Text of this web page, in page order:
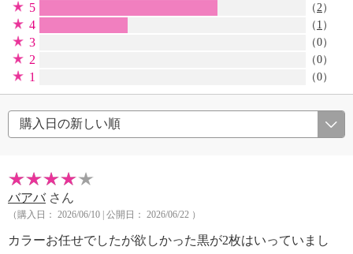
5 （2）
4 （ 1 ）
3 （0）
2 （0）
1 （0）
バアバさん
（購入日： 2026/06/10 | 公開日： 2026/06/22 ）
カラーお任せでしたが欲しかった黒が2枚はいっていまし